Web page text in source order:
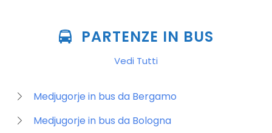
PARTENZE IN BUS
Vedi Tutti
Medjugorje in bus da Bergamo
Medjugorje in bus da Bologna